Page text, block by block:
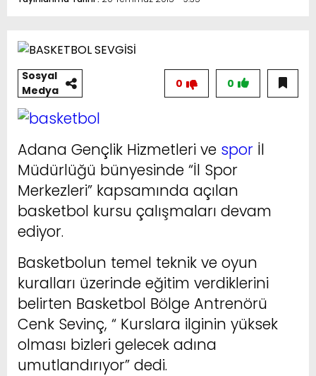
Sosyal
Medya
0
0
Adana Gençlik Hizmetleri ve spor İl
Müdürlüğü bünyesinde “İl Spor
Merkezleri” kapsamında açılan
basketbol kursu çalışmaları devam
ediyor.
Basketbolun temel teknik ve oyun
kuralları üzerinde eğitim verdiklerini
belirten Basketbol Bölge Antrenörü
Cenk Sevinç, “ Kurslara ilginin yüksek
olması bizleri gelecek adına
umutlandırıyor” dedi.